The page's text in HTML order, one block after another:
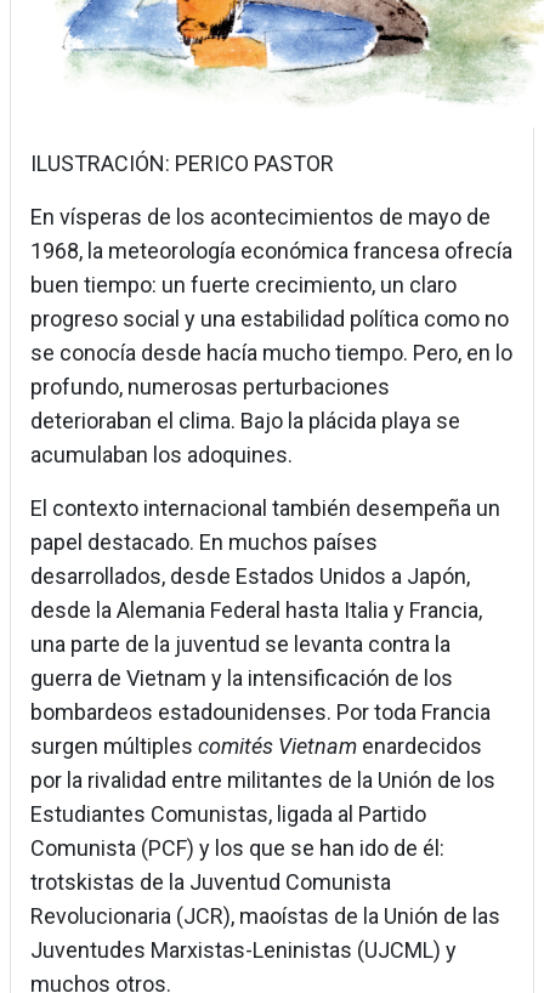
ILUSTRACIÓN: PERICO PASTOR
En vísperas de los acontecimientos de mayo de
1968, la meteorología económica francesa ofrecía
buen tiempo: un fuerte crecimiento, un claro
progreso social y una estabilidad política como no
se conocía desde hacía mucho tiempo. Pero, en lo
profundo, numerosas perturbaciones
deterioraban el clima. Bajo la plácida playa se
acumulaban los adoquines.
El contexto internacional también desempeña un
papel destacado. En muchos países
desarrollados, desde Estados Unidos a Japón,
desde la Alemania Federal hasta Italia y Francia,
una parte de la juventud se levanta contra la
guerra de Vietnam y la intensificación de los
bombardeos estadounidenses. Por toda Francia
surgen múltiples comités Vietnam enardecidos
por la rivalidad entre militantes de la Unión de los
Estudiantes Comunistas, ligada al Partido
Comunista (PCF) y los que se han ido de él:
trotskistas de la Juventud Comunista
Revolucionaria (JCR), maoístas de la Unión de las
Juventudes Marxistas-Leninistas (UJCML) y
muchos otros.